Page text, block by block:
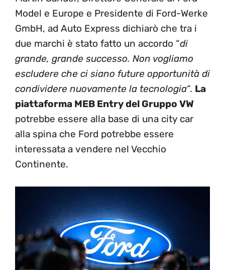
Model e Europe e Presidente di Ford-Werke
GmbH, ad Auto Express dichiarò che tra i
due marchi è stato fatto un accordo “di
grande, grande successo. Non vogliamo
escludere che ci siano future opportunità di
condividere nuovamente la tecnologia“. La
piattaforma MEB Entry del Gruppo VW
potrebbe essere alla base di una city car
alla spina che Ford potrebbe essere
interessata a vendere nel Vecchio
Continente.